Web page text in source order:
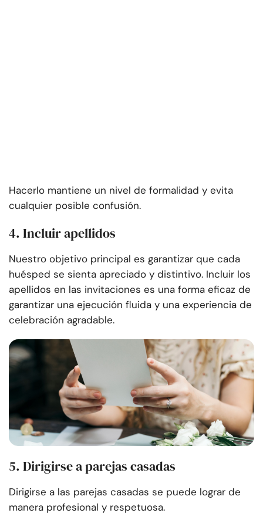
Hacerlo mantiene un nivel de formalidad y evita
cualquier posible confusión.
4. Incluir apellidos
Nuestro objetivo principal es garantizar que cada
huésped se sienta apreciado y distintivo. Incluir los
apellidos en las invitaciones es una forma eficaz de
garantizar una ejecución fluida y una experiencia de
celebración agradable.
5. Dirigirse a parejas casadas
Dirigirse a las parejas casadas se puede lograr de
manera profesional y respetuosa.